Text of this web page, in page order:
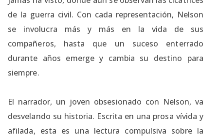
de la guerra civil. Con cada representación, Nelson
se involucra más y más en la vida de sus
compañeros, hasta que un suceso enterrado
durante años emerge y cambia su destino para
siempre.
El narrador, un joven obsesionado con Nelson, va
desvelando su historia. Escrita en una prosa vívida y
afilada, esta es una lectura compulsiva sobre la